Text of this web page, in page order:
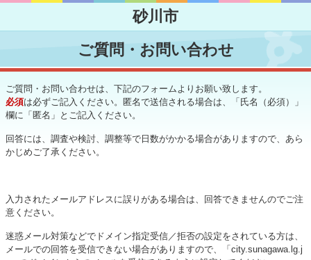
ン
を
飛
す
ご質問・お問い合わせ
ご質問・お問い合わせは、下記のフォームよりお願い致します。
必須は必ずご記入ください。匿名で送信される場合は、「氏名（必須）」
欄に「匿名」とご記入ください。
回答には、調査や検討、調整等で日数がかかる場合がありますので、あら
かじめご了承ください。
入力されたメールアドレスに誤りがある場合は、回答できませんのでご注
意ください。
迷惑メール対策などでドメイン指定受信／拒否の設定をされている方は、
メールでの回答を受信できない場合がありますので、「city.sunagawa.lg.j